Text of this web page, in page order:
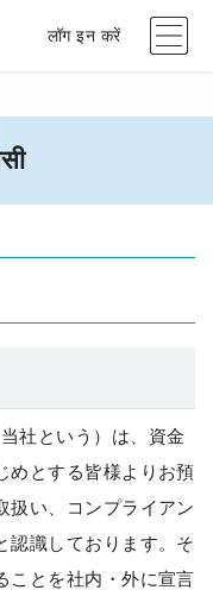
लॉग इन करें
社という）は、資金
めとする皆様よりお預
扱い、コンプライアン
認識しております。そ
ことを社内・外に宣言